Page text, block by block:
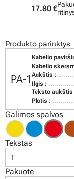
17.80 €
Produkto parinktys
PA-1
Kabelio
Kabelio
Aukštis :
Ilgis :
Teksto aukštis
Plotis :
Galimos spalvos
Tekstas
T
Pakuotė